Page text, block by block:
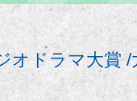
オドラマ大賞